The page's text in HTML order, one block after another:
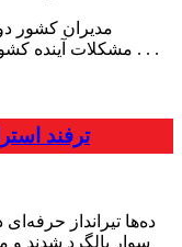
مشکلات آینده . . .
ترفند
ده‌ها تیرانداز